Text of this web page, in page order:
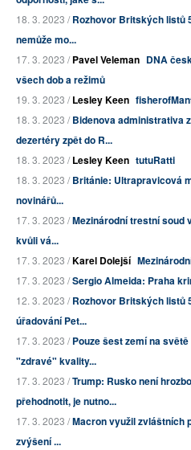
18. 3. 2023 /Rozhovor Britských listů
nemůže mo...
17. 3. 2023 /Pavel Veleman DNA
všech dob a režimů
19. 3. 2023 /Lesley Keen
18. 3. 2023 /Bidenova administrativa
dezertéry zpět do R...
18. 3. 2023 /Lesley Keen tutuRatti
18. 3. 2023 /Británie: Ultrapravicová
novinářů...
17. 3. 2023 /Mezinárodní trestní soud
kvůli vá...
17. 3. 2023 /Karel Dolejší
17. 3. 2023 /Sergio Almeida: Praha
12. 3. 2023 /Rozhovor Britských listů
úřadování Pet...
17. 3. 2023 /Pouze šest zemí na
"zdravé" kvality...
17. 3. 2023 /Trump: Rusko není
přehodnotit, je nutno...
17. 3. 2023 /Macron využil zvláštních
zvýšení ...